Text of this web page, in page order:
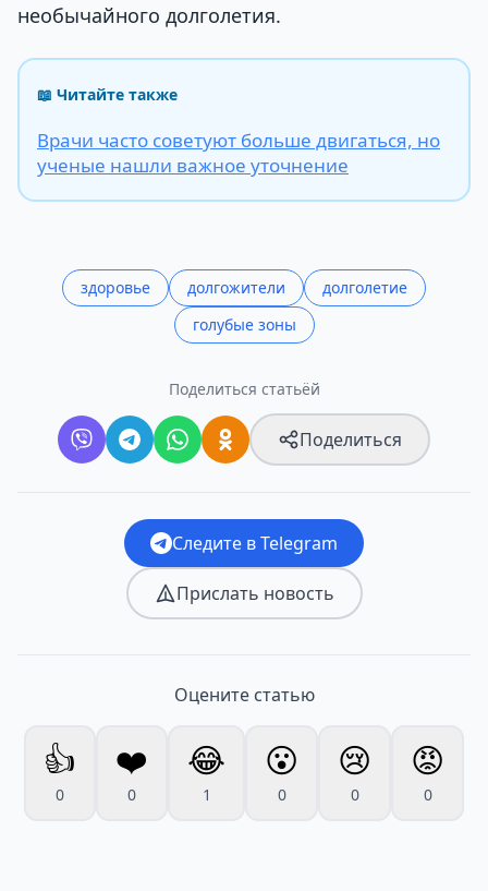
необычайного долголетия.
📖 Читайте также
Врачи часто советуют больше двигаться, но
ученые нашли важное уточнение
здоровье долгожители
долголетие
голубые зоны
Поделиться статьёй
Поделиться
Следите в Telegram
Прислать новость
Оцените статью
👍
0
❤️
0
😂
1
😮
0
😢
0
😡
0